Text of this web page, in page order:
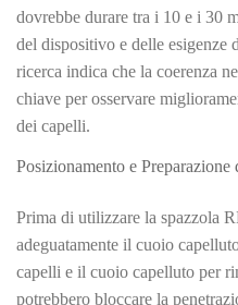
dovrebbe durare tra i 10 e i 30
del dispositivo e delle esigenze
ricerca indica che la coerenza
chiave per osservare
dei capelli.
Posizionamento e
Prima di utilizzare la spazzola
adeguatamente il cuoio
capelli e il cuoio capelluto per
potrebbero bloccare la